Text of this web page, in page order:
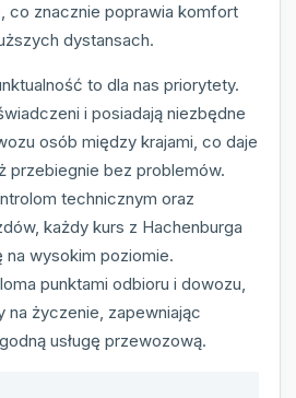
co znacznie poprawia komfort
dystansach.
to dla nas priorytety.
i posiadają niezbędne
osób między krajami, co daje
przebiegnie bez problemów.
technicznym oraz
każdy kurs z Hachenburga
wysokim poziomie.
punktami odbioru i dowozu,
na życzenie, zapewniając
usługę przewozową.